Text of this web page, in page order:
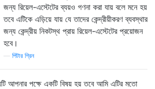
জন্য রিয়েল-এস্টেটের ব্যয়ও গণনা করা যায় বলে মনে হয়
তবে এটিকে এড়িয়ে যায় যে তাদের কেন্দ্রীয়ীকরণ ব্যবস্থার
জন্য কেন্দ্রীয় নিকটস্থ প্রায় রিয়েল-এস্টেটের প্রয়োজন
হবে।
পিটার গ্রিন
আপনার পক্ষে একটি বিষয় হয় তবে আমি এটির মতো